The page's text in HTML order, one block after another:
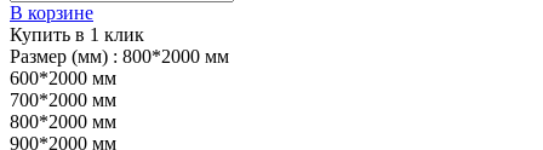
В корзине
Купить в 1 клик
Размер (мм) : 800*2000 мм
600*2000 мм
700*2000 мм
800*2000 мм
900*2000 мм